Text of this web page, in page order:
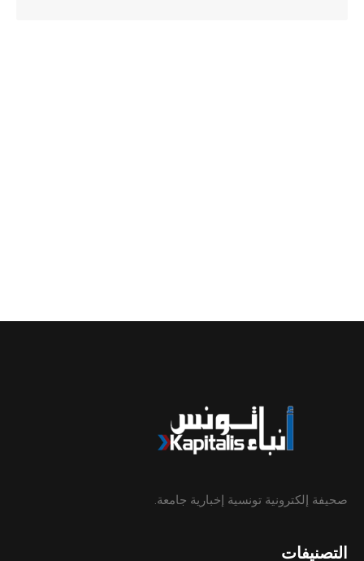
صحيفة إلكترونية تونسية إخبارية جامعة.
التصنيفات